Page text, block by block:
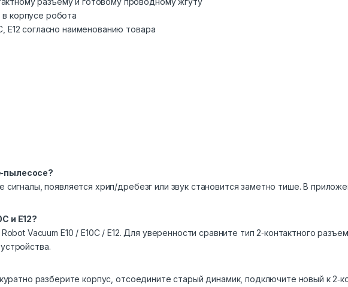
корпусе робота
E12 согласно наименованию товара
появляется хрип/дребезг или звук становится заметно тише. В
и E12?
Vacuum E10 / E10C / E12. Для уверенности сравните тип 2‑контактного
разберите корпус, отсоедините старый динамик, подключите новый к